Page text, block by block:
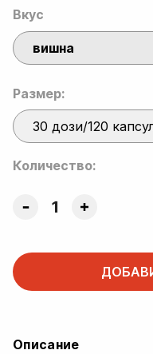
price
was:
71.07 €.
price
is:
56.86 €.
Вкус
вишна
Размер:
30 дози/120
Количество:
UpgradeU
Bundle
quantity
Описание